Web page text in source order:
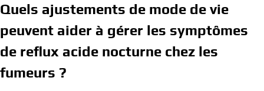
Quels ajustements de mode de vie
peuvent aider à gérer les symptômes
de reflux acide nocturne chez les
fumeurs ?